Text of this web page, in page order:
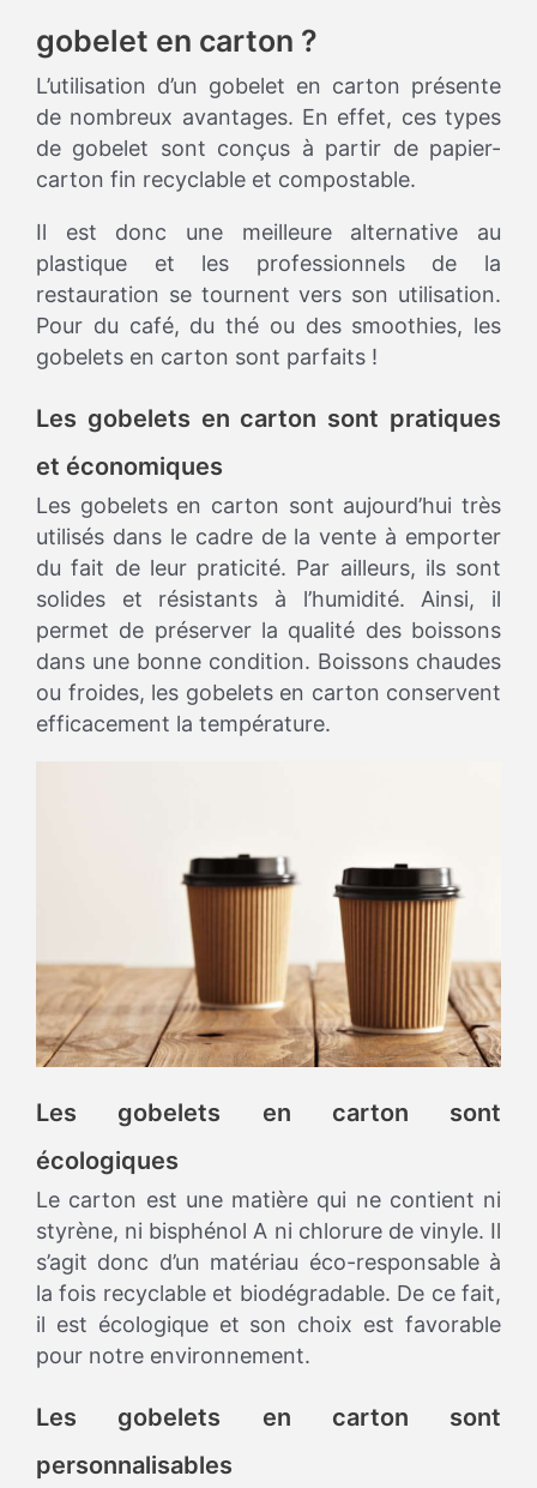
gobelet en carton ?
L’utilisation d’un gobelet en carton présente
de nombreux avantages. En effet, ces types
de gobelet sont conçus à partir de papier-
carton fin recyclable et compostable.
Il est donc une meilleure alternative au
plastique et les professionnels de la
restauration se tournent vers son utilisation.
Pour du café, du thé ou des smoothies, les
gobelets en carton sont parfaits !
Les gobelets en carton sont pratiques
et économiques
Les gobelets en carton sont aujourd’hui très
utilisés dans le cadre de la vente à emporter
du fait de leur praticité. Par ailleurs, ils sont
solides et résistants à l’humidité. Ainsi, il
permet de préserver la qualité des boissons
dans une bonne condition. Boissons chaudes
ou froides, les gobelets en carton conservent
efficacement la température.
Les gobelets en carton sont
écologiques
Le carton est une matière qui ne contient ni
styrène, ni bisphénol A ni chlorure de vinyle. Il
s’agit donc d’un matériau éco-responsable à
la fois recyclable et biodégradable. De ce fait,
il est écologique et son choix est favorable
pour notre environnement.
Les gobelets en carton sont
personnalisables